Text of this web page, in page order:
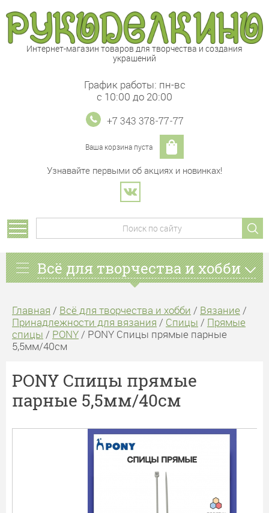
Интернет-магазин товаров для творчества и создания
украшений
Узнавайте первыми об акциях и новинках!
График работы: пн-вс
с 10:00 до 20:00
+7 343 378-77-77
Ваша корзина пуста
Всё для творчества и хобби
Главная / Всё для творчества и хобби / Вязание /
Принадлежности для вязания / Спицы / Прямые
спицы / PONY / PONY Спицы прямые парные
5,5мм/40см
PONY Спицы прямые
парные 5,5мм/40см